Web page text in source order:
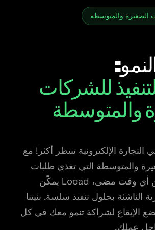
والمتوسطة
للشركات
والمتوسطة
الإلكترونية تنتظر أكثر! مع
والمتوسطة التي تغذي طلبات
العملاء أكثر من أي وقت مضى، Locad يمكّن
الناشئة بحلول تنفيذ سلسة. بنيتنا
الإيقاع لشراكة تنمو معك في كل
عملك.